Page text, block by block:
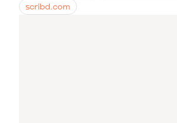
scribd.com